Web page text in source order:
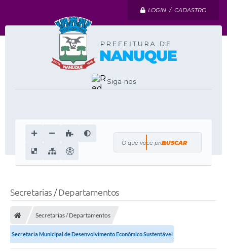
LOGIN / CADASTRO
Siga-nos
O que voce procura?
Secretarias / Departamentos
Secretarias / Departamentos
Secretaria Municipal de Desenvolvimento Econômico Sustentável